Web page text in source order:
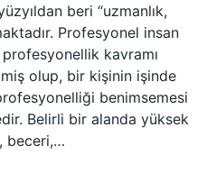
beri “uzmanlık,
Profesyonel insan
kavramı
olup, bir kişinin işinde
benimsemesi
Belirli bir alanda yüksek
beceri,…